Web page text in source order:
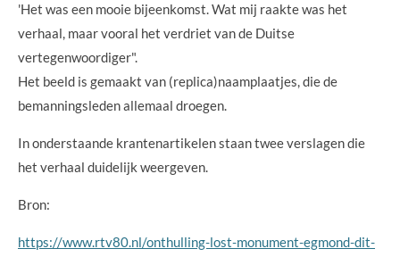
'Het was een mooie bijeenkomst. Wat mij raakte was het
verhaal, maar vooral het verdriet van de Duitse
vertegenwoordiger".
Het beeld is gemaakt van (replica)naamplaatjes, die de
bemanningsleden allemaal droegen.
In onderstaande krantenartikelen staan twee verslagen die
het verhaal duidelijk weergeven.
Bron:
https://www.rtv80.nl/onthulling-lost-monument-egmond-dit-